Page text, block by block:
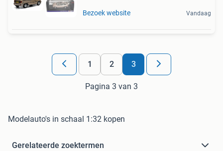
Bezoek website Vandaag
1 2 3
Pagina 3 van 3
Modelauto's in schaal 1:32 kopen
Gerelateerde zoektermen